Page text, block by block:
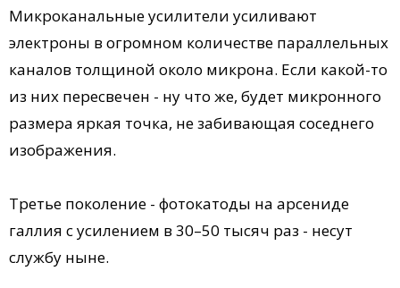
Микроканальные усилители усиливают
электроны в огромном количестве параллельных
каналов толщиной около микрона. Если какой-то
из них пересвечен - ну что же, будет микронного
размера яркая точка, не забивающая соседнего
изображения.
Третье поколение - фотокатоды на арсениде
галлия с усилением в 30–50 тысяч раз - несут
службу ныне.